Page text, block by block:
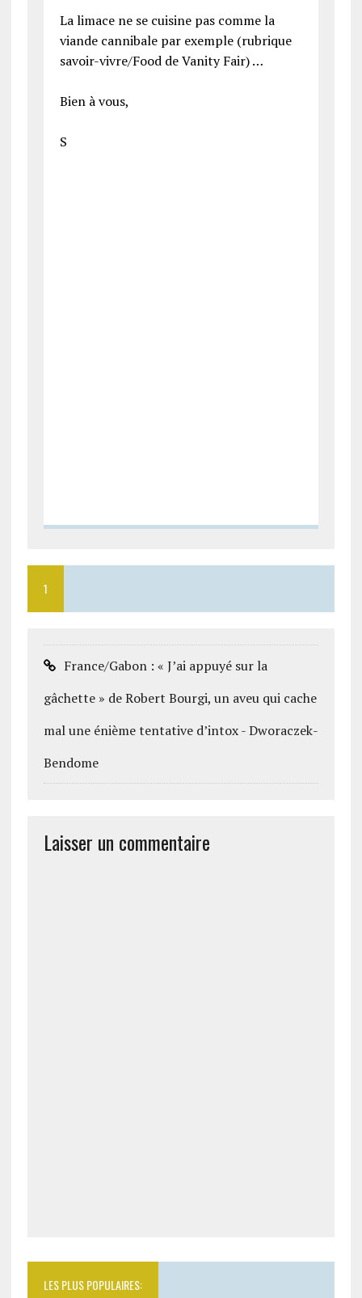
La limace ne se cuisine pas comme la
viande cannibale par exemple (rubrique
savoir-vivre/Food de Vanity Fair) …
Bien à vous,
S
1
France/Gabon : « J’ai appuyé sur la
gâchette » de Robert Bourgi, un aveu qui cache
mal une énième tentative d’intox - Dworaczek-
Bendome
Laisser un commentaire
LES PLUS POPULAIRES: